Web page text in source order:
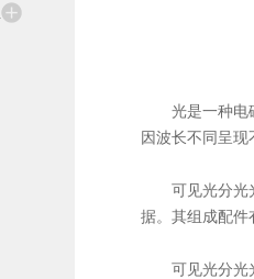
光是一种电磁
因波长不同呈
可见光分光光
据。其组成配件
可见光分光